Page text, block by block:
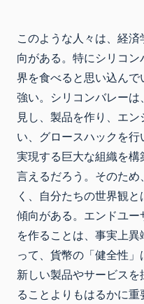
このような人々は、経
向がある。特にシリコ
界を食べると思い込ん
強い。シリコンバレー
見し、製品を作り、エ
い、グロースハックを
実現する巨大な組織を
言えるだろう。そのた
く、自分たちの世界観
傾向がある。エンドユ
を作ることは、事実上
って、貨幣の「健全性
新しい製品やサービス
ることよりもはるかに重